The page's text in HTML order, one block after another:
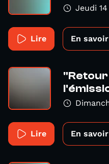
Jeudi
Lire En
"Retour
Lire En